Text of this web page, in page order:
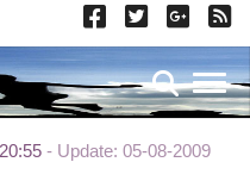
Update: 05-08-2009